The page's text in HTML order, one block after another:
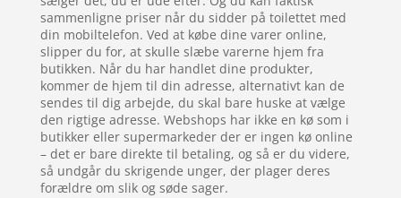
sammenligne priser når du sidder på toilettet med
din mobiltelefon. Ved at købe dine varer online,
slipper du for, at skulle slæbe varerne hjem fra
butikken. Når du har handlet dine produkter,
kommer de hjem til din adresse, alternativt kan de
sendes til dig arbejde, du skal bare huske at vælge
den rigtige adresse. Webshops har ikke en kø som i
butikker eller supermarkeder der er ingen kø online
– det er bare direkte til betaling, og så er du videre,
så undgår du skrigende unger, der plager deres
forældre om slik og søde sager.